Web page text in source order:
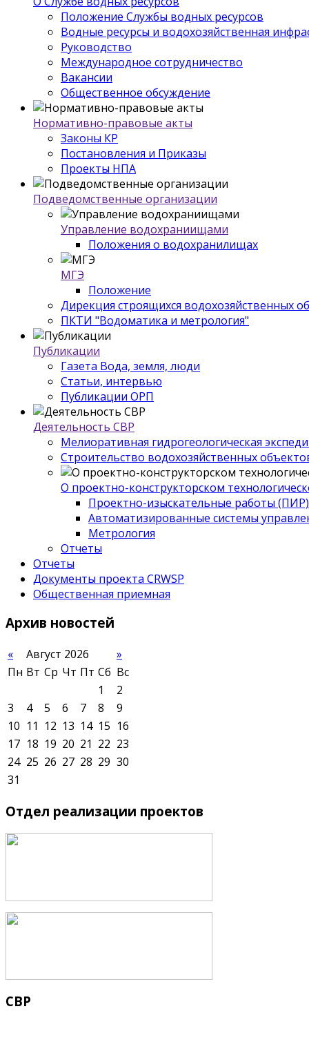
Положение Службы водных ресурсов
Водные ресурсы и водохозяйственная
Руководство
Международное сотрудничество
Вакансии
Общественное обсуждение
Нормативно-правовые акты
Законы КР
Постановления и Приказы
Проекты НПА
Подведомственные организации
Управление водохраниищами
Положения о водохранилищах
МГЭ
Положение
Дирекция строящихся водохозяйственных
ПКТИ "Водоматика и метрология"
Публикации
Газета Вода, земля, люди
Статьи, интервью
Публикации ОРП
Деятельность СВР
Мелиоративная гидрогеологическая
Строительство водохозяйственных
О проектно-конструкторском
Проектно-изыскательные работы (ПИР)
Автоматизированные системы
Метрология
Отчеты
Отчеты
Документы проекта CRWSP
Общественная приемная
Архив новостей
« Август 2026
»
Пн Вт Ср Чт Пт Сб Вс
1
2
3
4 5 6 7 8
9
10 11 12 13 14 15 16
17 18 19 20 21 22 23
24 25 26 27 28 29 30
31
Отдел реализации проектов
СВР